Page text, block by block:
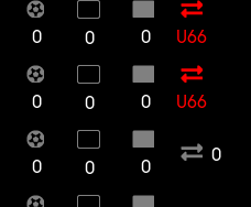
0 0 0 U66
0 0 0 U66
0 0 0
0